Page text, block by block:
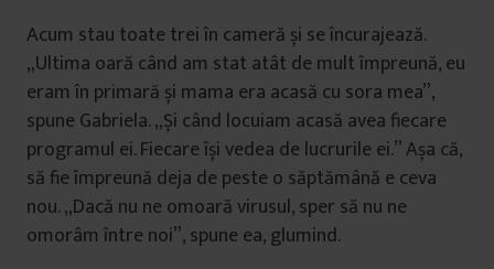
Acum stau toate trei în cameră și se încurajează.
„Ultima oară când am stat atât de mult împreună, eu
eram în primară și mama era acasă cu sora mea”,
spune Gabriela. „Și când locuiam acasă avea fiecare
programul ei. Fiecare își vedea de lucrurile ei.” Așa că,
să fie împreună deja de peste o săptămână e ceva
nou. „Dacă nu ne omoară virusul, sper să nu ne
omorâm între noi”, spune ea, glumind.